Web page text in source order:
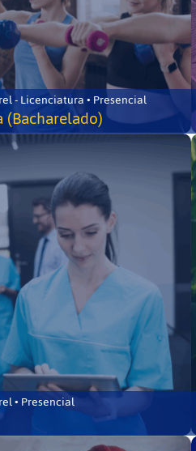
- Licenciatura • Presencial
(Bacharelado)
• Presencial